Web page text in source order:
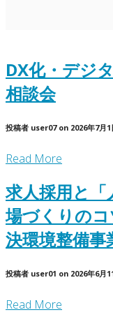
DX化・デジ
相談会
投稿者 user07on 2026年7月1
Read More
求人採用と
場づくりの
決環境整備事
投稿者 user01 on 2026年6月
Read More